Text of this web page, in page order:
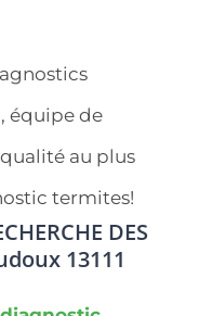
équipe de
au plus
termites!
DES
13111